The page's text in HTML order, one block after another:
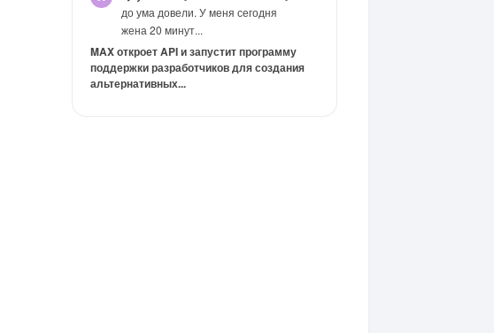
до ума довели. У меня сегодня
жена 20 минут...
MAX откроет API и запустит программу
поддержки разработчиков для создания
альтернативных...